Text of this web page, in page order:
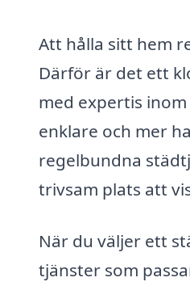
Att hålla sitt hem
Därför är det ett
med expertis
enklare och mer
regelbundna
trivsam plats att
När du väljer ett
tjänster som